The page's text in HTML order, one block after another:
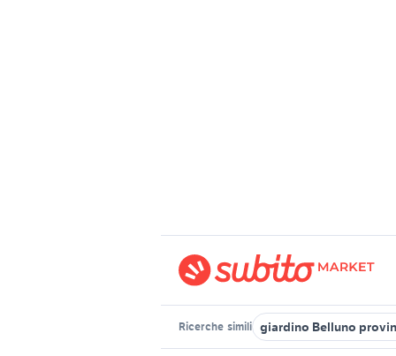
Ricerche simili giardino Belluno